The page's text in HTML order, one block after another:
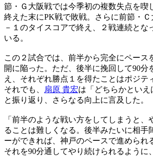
節・Ｇ大阪戦では今季初の複数失点を喫
終えた末にPK戦で敗戦。さらに前節・Ｃ
－１のタイスコアで終え、２戦連続とな
いる。
この２試合では、前半から完全にペース
開に陥った。ただ、後半に挽回して90分
え、それぞれ勝点１を得たことはポジテ
それでも、
扇原 貴宏は「どちらかといえ
と振り返り、さらなる向上に言及した。
「前半のような戦い方をしてしまうと、
ることは難しくなる。後半みたいに相手
ーができれば、神戸のペースで進められ
それを90分通してやり続けられるように